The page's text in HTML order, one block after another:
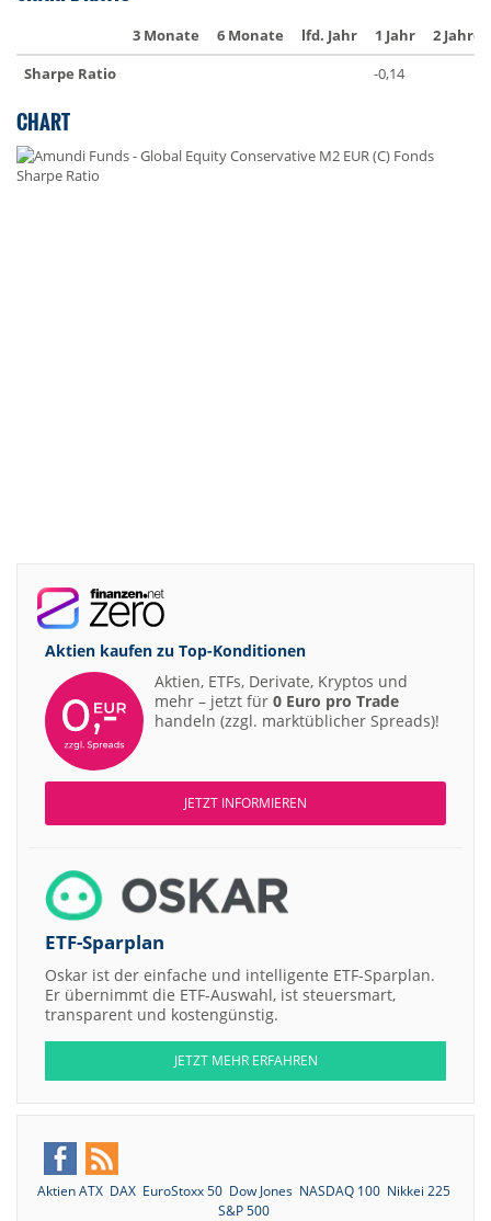
3 Monate 6 Monate lfd. Jahr 1 Jahr
2 Jahre
Sharpe Ratio
-0,14
CHART
Aktien kaufen zu Top-Konditionen
Aktien, ETFs, Derivate, Kryptos und
mehr – jetzt für 0 Euro pro Trade
handeln (zzgl. marktüblicher Spreads)!
JETZT INFORMIEREN
ETF-Sparplan
Oskar ist der einfache und intelligente ETF-Sparplan.
Er übernimmt die ETF-Auswahl, ist steuersmart,
transparent und kostengünstig.
JETZT MEHR ERFAHREN
Aktien ATX DAX EuroStoxx 50 Dow Jones NASDAQ 100 Nikkei 225
S&P 500